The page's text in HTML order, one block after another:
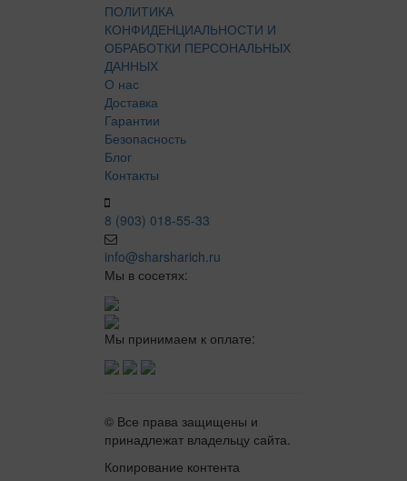
ПОЛИТИКА
КОНФИДЕНЦИАЛЬНОСТИ И
ОБРАБОТКИ ПЕРСОНАЛЬНЫХ
ДАННЫХ
О нас
Доставка
Гарантии
Безопасность
Блог
Контакты
8 (903) 018-55-33
info@sharsharich.ru
Мы в сосетях:
Мы принимаем к оплате:
© Все права защищены и
принадлежат владельцу сайта.
Копирование контента